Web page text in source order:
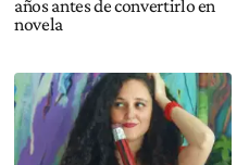
años antes de convertirlo en
novela